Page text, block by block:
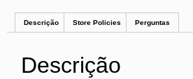
Descrição Store Policies Perguntas
Descrição